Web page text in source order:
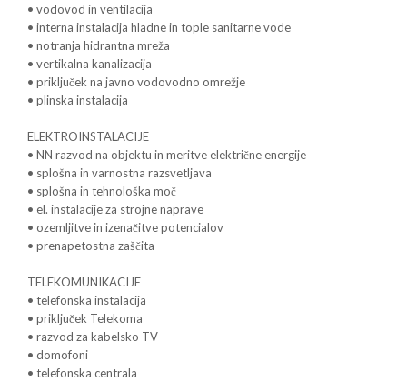
• vodovod in ventilacija
• interna instalacija hladne in tople sanitarne vode
• notranja hidrantna mreža
• vertikalna kanalizacija
• priključek na javno vodovodno omrežje
• plinska instalacija
ELEKTROINSTALACIJE
• NN razvod na objektu in meritve električne energije
• splošna in varnostna razsvetljava
• splošna in tehnološka moč
• el. instalacije za strojne naprave
• ozemljitve in izenačitve potencialov
• prenapetostna zaščita
TELEKOMUNIKACIJE
• telefonska instalacija
• priključek Telekoma
• razvod za kabelsko TV
• domofoni
• telefonska centrala